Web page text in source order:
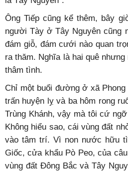
then, có người về quê học chế
vào, nên khi tôi vào thăm thấy
cháu trẻ cũng biết đàn, biết hát,
Tết cổ truyền, thấy chính
phiên chợ y hệt phiên chợ
Tây Bắc. Nghĩa là váy áo sặc
chan nước, thịt nướng, ngồi
là Tây Nguyên”.
Ông Tiếp cũng kể thêm, bây
người Tày ở Tây Nguyên cũng
đám giỗ, đám cưới nào quan
ra thăm. Nghĩa là hai quê